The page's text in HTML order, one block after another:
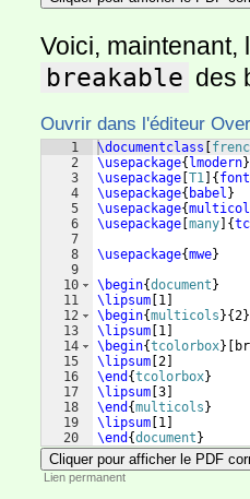
Voici, maintenant,
breakable des
Ouvrir dans l'éditeur
1
2
3
4
5
6
7
8
9
10
11
12
13
14
15
16
17
18
19
20
\documentclass
\usepackage{ lmodern}
\usepackage T1 {
\usepackage{ babel }
\usepackage{multicol
\usepackage many {
\usepackage{mwe}
\begin{document }
\lipsum 1
\begin{multicols }{2}
\lipsum 1
\begin{tcolorbox}
\lipsum 2
\end {tcolorbox}
\lipsum 3
\end {multicols }
\lipsum 1
\end {document }
Cliquer pour afficher le PDF
Lien permanent